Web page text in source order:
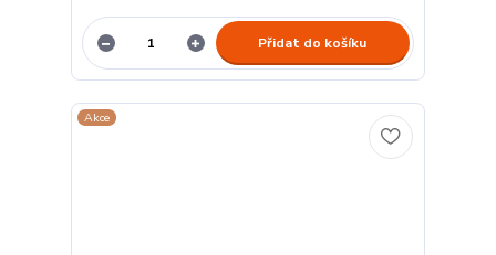
Přidat do košíku
Akce